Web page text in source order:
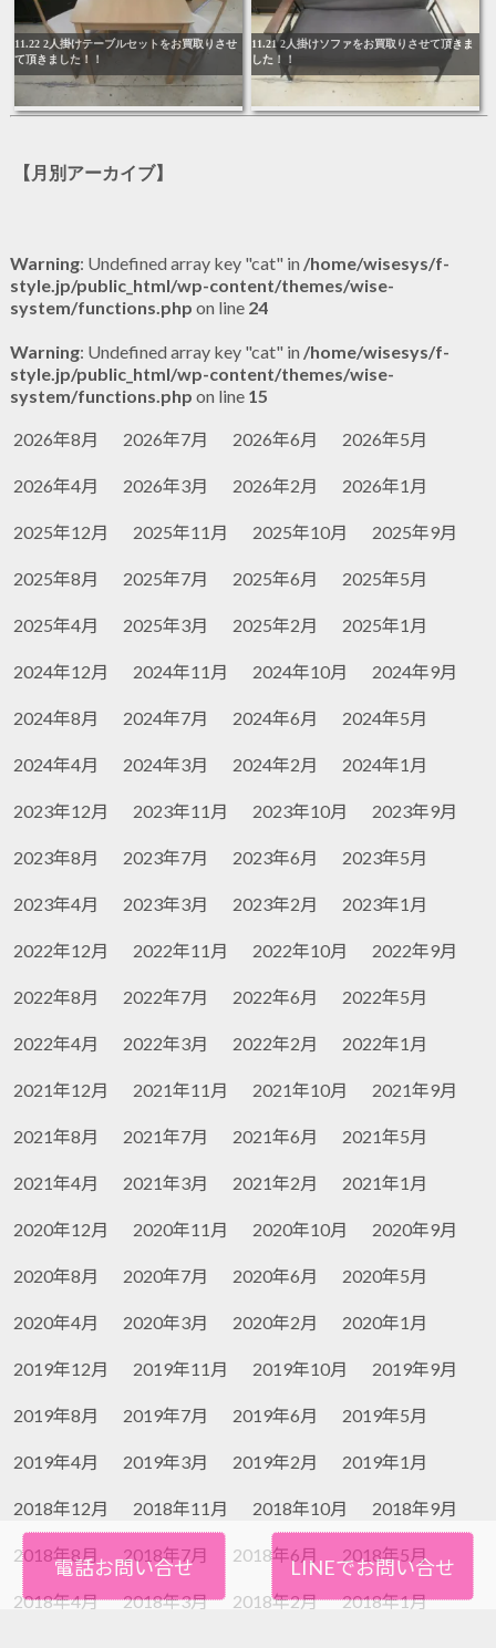
11.22 2人掛けテーブルセットをお買取りさせ
て頂きました！！
11.21 2人掛けソファをお買取りさせて頂きま
した！！
【月別アーカイブ】
Warning: Undefined array key "cat" in /home/wisesys/f-
style.jp/public_html/wp-content/themes/wise-
system/functions.php on line 24
Warning: Undefined array key "cat" in /home/wisesys/f-
style.jp/public_html/wp-content/themes/wise-
system/functions.php on line 15
2026年8月 2026年7月 2026年6月 2026年5月
2026年4月 2026年3月 2026年2月 2026年1月
2025年12月 2025年11月 2025年10月 2025年9月
2025年8月 2025年7月 2025年6月 2025年5月
2025年4月 2025年3月 2025年2月 2025年1月
2024年12月 2024年11月 2024年10月 2024年9月
2024年8月 2024年7月 2024年6月 2024年5月
2024年4月 2024年3月 2024年2月 2024年1月
2023年12月 2023年11月 2023年10月 2023年9月
2023年8月 2023年7月 2023年6月 2023年5月
2023年4月 2023年3月 2023年2月 2023年1月
2022年12月 2022年11月 2022年10月 2022年9月
2022年8月 2022年7月 2022年6月 2022年5月
2022年4月 2022年3月 2022年2月 2022年1月
2021年12月 2021年11月 2021年10月 2021年9月
2021年8月 2021年7月 2021年6月 2021年5月
2021年4月 2021年3月 2021年2月 2021年1月
2020年12月 2020年11月 2020年10月 2020年9月
2020年8月 2020年7月 2020年6月 2020年5月
2020年4月 2020年3月 2020年2月 2020年1月
2019年12月 2019年11月 2019年10月 2019年9月
2019年8月 2019年7月 2019年6月 2019年5月
2019年4月 2019年3月 2019年2月 2019年1月
2018年12月 2018年11月 2018年10月 2018年9月
2018年8月 2018年7月 2018年6月 2018年5月
2018年4月 2018年3月 2018年2月 2018年1月
電話お問い合せ LINEでお問い合せ